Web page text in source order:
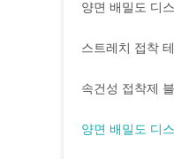
양면 배밀도 디
스트레치 접착
속건성 접착제
양면 배밀도 디